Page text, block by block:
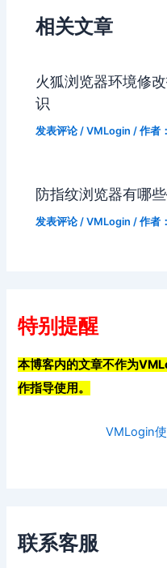
相关文章
火狐浏览器环境修
识
发表评论 /VMLogin / 作者：
防指纹浏览器有哪
发表评论 /VMLogin / 作者：
特别提醒
本博客内的文章不作为
作指导使用。
VMLogin
联系客服